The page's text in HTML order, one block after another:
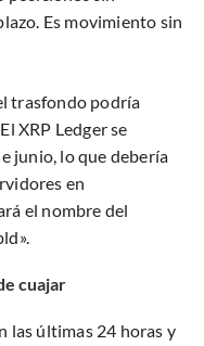
Es movimiento sin
trasfondo podría
XRP Ledger se
junio, lo que debería
en
el nombre del
cuajar
las últimas 24 horas y